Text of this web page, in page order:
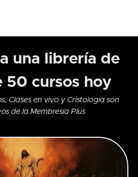
una librería de
50 cursos hoy
Clases en vivo y Cristología son
de la Membresía Plus